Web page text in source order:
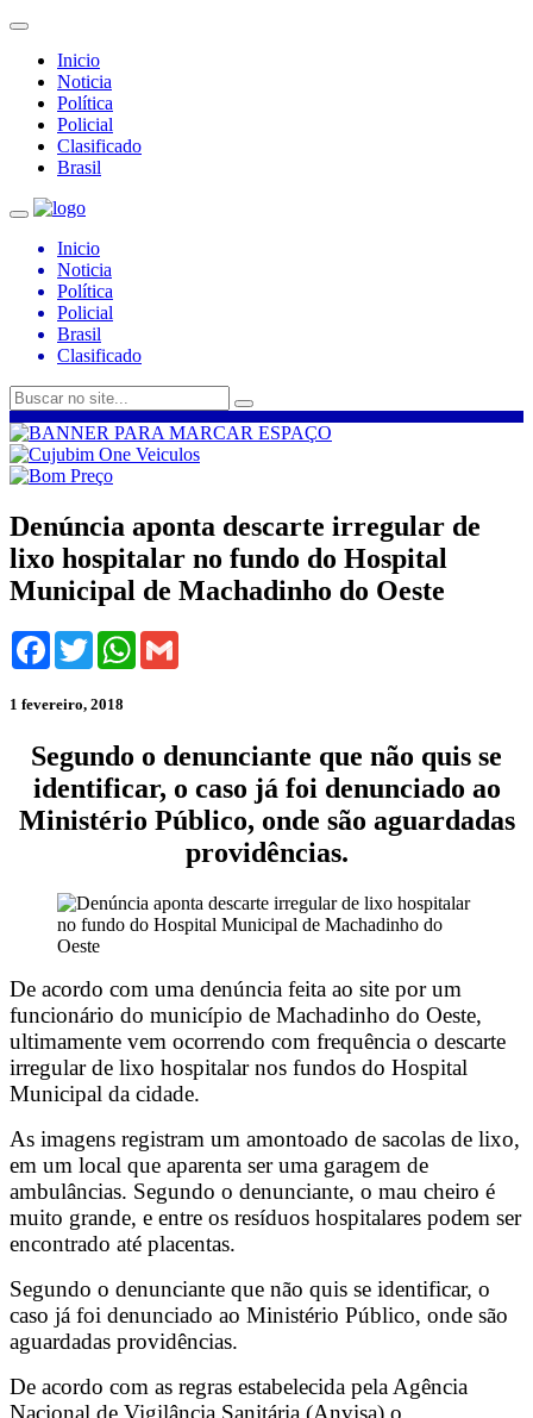
Inicio
Noticia
Política
Policial
Clasificado
Brasil
Inicio
Noticia
Política
Policial
Brasil
Clasificado
Denúncia aponta descarte irregular de
lixo hospitalar no fundo do Hospital
Municipal de Machadinho do Oeste
Facebook
TwitterWhatsApp
1 fevereiro, 2018
Segundo o denunciante que não quis se
identificar, o caso já foi denunciado ao
Ministério Público, onde são aguardadas
providências.
De acordo com uma denúncia feita ao site por um
funcionário do município de Machadinho do Oeste,
ultimamente vem ocorrendo com frequência o descarte
irregular de lixo hospitalar nos fundos do Hospital
Municipal da cidade.
As imagens registram um amontoado de sacolas de lixo,
em um local que aparenta ser uma garagem de
ambulâncias. Segundo o denunciante, o mau cheiro é
muito grande, e entre os resíduos hospitalares podem ser
encontrado até placentas.
Segundo o denunciante que não quis se identificar, o
caso já foi denunciado ao Ministério Público, onde são
aguardadas providências.
De acordo com as regras estabelecida pela Agência
Nacional de Vigilância Sanitária (Anvisa) o